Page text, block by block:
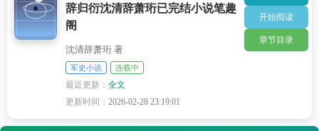
辞归衍沈清辞萧珩已完结小说笔趣
阁
沈清辞萧珩 著
军史小说 连载中
最近更新：全文
更新时间：2026-02-28 23:19:01
开始阅读
章节目录